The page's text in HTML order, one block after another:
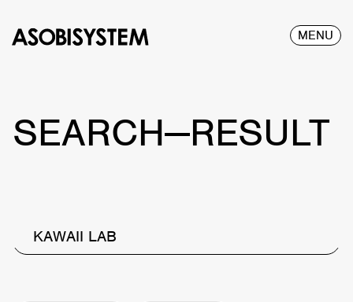
MENU
SEARCH—RESULT
KAWAII LAB